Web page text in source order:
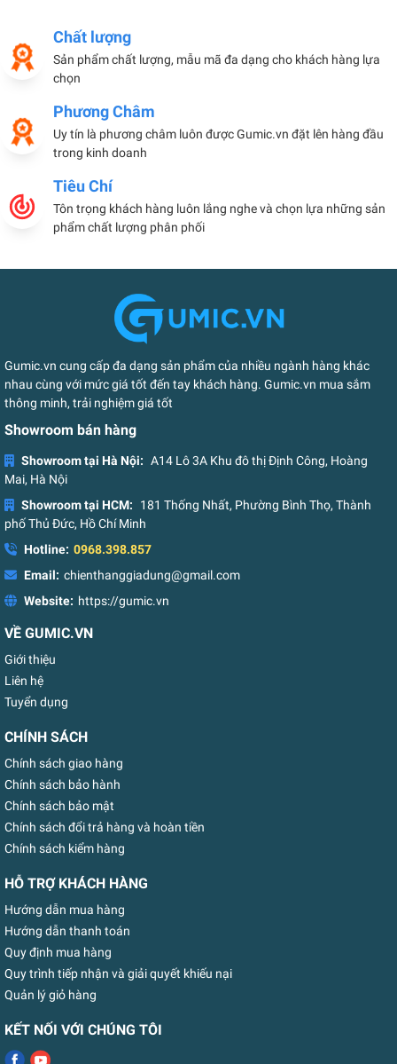
Chất lượng
Sản phẩm chất lượng, mẫu mã đa dạng cho khách hàng lựa
chọn
Phương Châm
Uy tín là phương châm luôn được Gumic.vn đặt lên hàng đầu
trong kinh doanh
Tiêu Chí
Tôn trọng khách hàng luôn lắng nghe và chọn lựa những sản
phẩm chất lượng phân phối
Gumic.vn cung cấp đa dạng sản phẩm của nhiều ngành hàng khác
nhau cùng với mức giá tốt đến tay khách hàng. Gumic.vn mua sắm
thông minh, trải nghiệm giá tốt
Showroom bán hàng
Showroom tại Hà Nội: A14 Lô 3A Khu đô thị Định Công, Hoàng
Mai, Hà Nội
Showroom tại HCM:
181 Thống Nhất, Phường Bình Thọ, Thành
phố Thủ Đức, Hồ Chí Minh
Hotline: 0968.398.857
Email: chienthanggiadung@gmail.com
Website: https://gumic.vn
VỀ GUMIC.VN
Giới thiệu
Liên hệ
Tuyển dụng
CHÍNH SÁCH
Chính sách giao hàng
Chính sách bảo hành
Chính sách bảo mật
Chính sách đổi trả hàng và hoàn tiền
Chính sách kiểm hàng
HỖ TRỢ KHÁCH HÀNG
Hướng dẫn mua hàng
Hướng dẫn thanh toán
Quy định mua hàng
Quy trình tiếp nhận và giải quyết khiếu nại
Quản lý giỏ hàng
KẾT NỐI VỚI CHÚNG TÔI